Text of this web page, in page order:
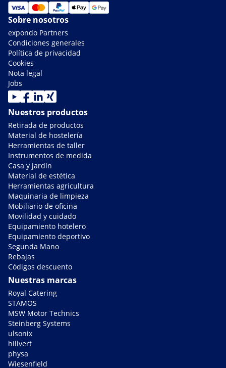
Sobre nosotros
expondo Partners
Condiciones generales
Política de privacidad
Cookies
Nota legal
Jobs
Nuestros productos
Retirada de productos
Material de hostelería
Herramientas de taller
Instrumentos de medida
Casa y jardín
Material de estética
Herramientas agricultura
Maquinaria de limpieza
Mobiliario de oficina
Movilidad y cuidado
Equipamiento hotelero
Equipamiento deportivo
Segunda Mano
Rebajas
Códigos descuento
Nuestras marcas
Royal Catering
STAMOS
MSW Motor Technics
Steinberg Systems
ulsonix
hillvert
physa
Wiesenfield